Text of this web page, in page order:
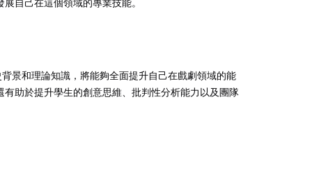
自己在這個領域的專業技能。
景和理論知識，將能夠全面提升自己在戲劇領域的能
助於提升學生的創意思維、批判性分析能力以及團隊